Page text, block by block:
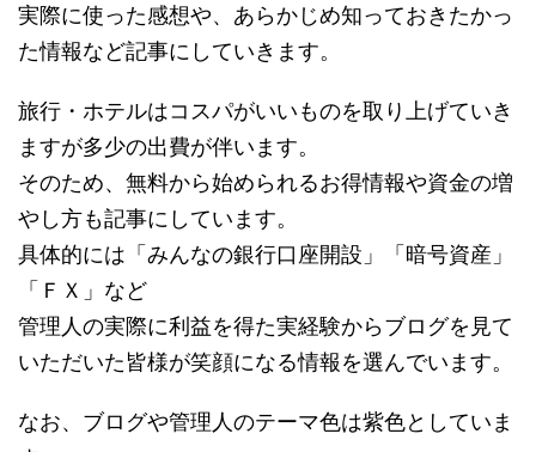
実際に使った感想や、あらかじめ知っておきたかっ
た情報など記事にしていきます。
旅行・ホテルはコスパがいいものを取り上げていき
ますが多少の出費が伴います。
そのため、無料から始められるお得情報や資金の増
やし方も記事にしています。
具体的には「みんなの銀行口座開設」「暗号資産」
「ＦＸ」など
管理人の実際に利益を得た実経験からブログを見て
いただいた皆様が笑顔になる情報を選んでいます。
なお、ブログや管理人のテーマ色は紫色としていま